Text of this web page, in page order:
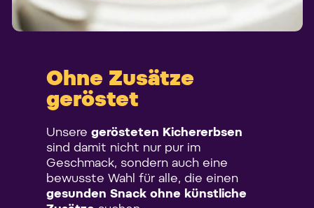
Ohne Zusätze
geröstet
Unsere gerösteten Kichererbsen
sind damit nicht nur pur im
Geschmack, sondern auch eine
bewusste Wahl für alle, die einen
gesunden Snack ohne künstliche